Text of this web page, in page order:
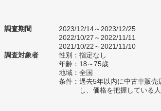
調査期間
2023/12/14～2023/12/25
2022/10/27～2022/11/11
2021/10/22～2021/11/10
調査対象者
性別：指定なし
年齢：18～75歳
地域：全国
条件：過去5年以内に中古車販売
し、価格を把握している人